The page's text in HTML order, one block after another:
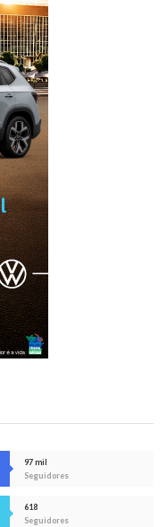
97 mil
Seguidores
618
Seguidores